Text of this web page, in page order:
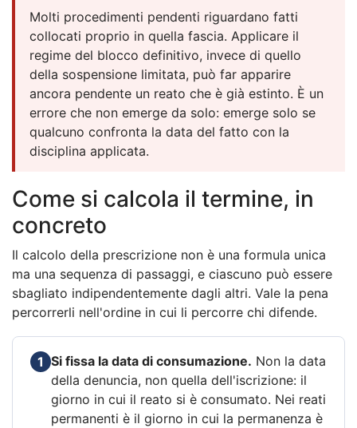
Molti procedimenti pendenti riguardano fatti
collocati proprio in quella fascia. Applicare il
regime del blocco definitivo, invece di quello
della sospensione limitata, può far apparire
ancora pendente un reato che è già estinto. È un
errore che non emerge da solo: emerge solo se
qualcuno confronta la data del fatto con la
disciplina applicata.
Come si calcola il termine, in
concreto
Il calcolo della prescrizione non è una formula unica
ma una sequenza di passaggi, e ciascuno può essere
sbagliato indipendentemente dagli altri. Vale la pena
percorrerli nell'ordine in cui li percorre chi difende.
1 Si fissa la data di consumazione. Non la data
della denuncia, non quella dell'iscrizione: il
giorno in cui il reato si è consumato. Nei reati
permanenti è il giorno in cui la permanenza è